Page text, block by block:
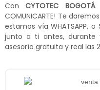
ConCYTOTEC BOGOTÁ.
COMUNICARTE! Te
estamos vía WHATSAPP,
junto a ti antes, durante
asesoría gratuita y real las